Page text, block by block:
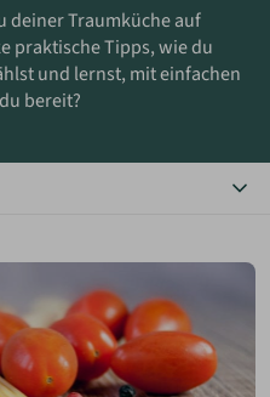
deiner Traumküche auf
praktische Tipps, wie du
und lernst, mit einfachen
bereit?